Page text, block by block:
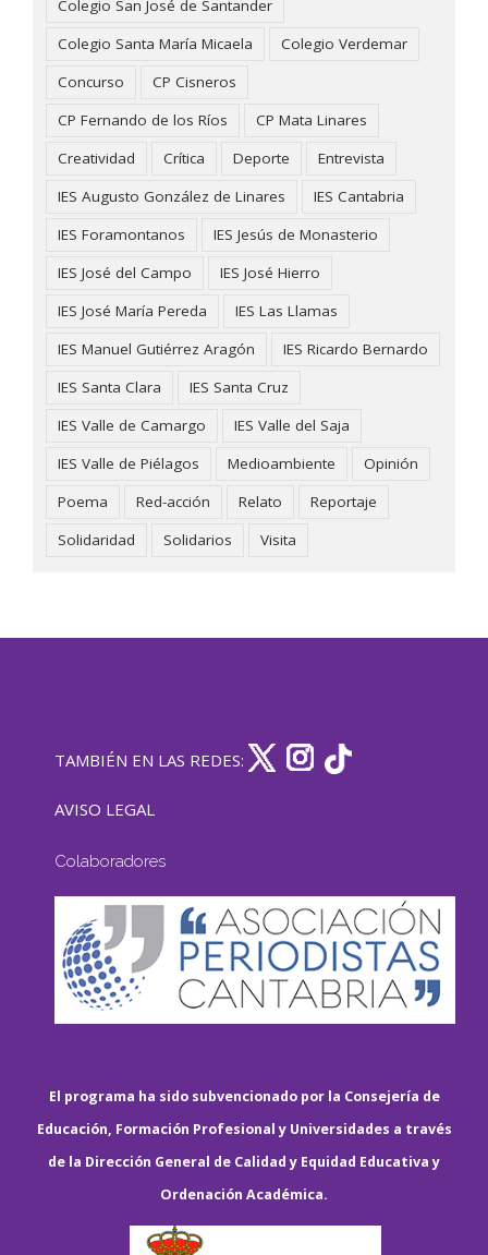
Colegio San José de Santander
Colegio Santa María Micaela
Colegio Verdemar
Concurso
CP Cisneros
CP Fernando de los Ríos
CP Mata Linares
Creatividad
Crítica Deporte
Entrevista
IES Augusto González de Linares
IES Cantabria
IES Foramontanos
IES Jesús de Monasterio
IES José del Campo
IES José Hierro
IES José María Pereda
IES Las Llamas
IES Manuel Gutiérrez Aragón
IES Ricardo Bernardo
IES Santa Clara
IES Santa Cruz
IES Valle de Camargo
IES Valle del Saja
IES Valle de Piélagos
Medioambiente
Opinión
Poema
Red-acción Relato
Reportaje
Solidaridad
Solidarios Visita
TAMBIÉN EN LAS REDES:
AVISO LEGAL
Colaboradores
El programa ha sido subvencionado por la Consejería de
Educación, Formación Profesional y Universidades a través
de la Dirección General de Calidad y Equidad Educativa y
Ordenación Académica.